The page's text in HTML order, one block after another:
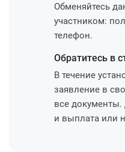
Обменяйтесь
участником:
телефон.
Обратитесь в
В течение
заявление в
все документы.
и выплата или